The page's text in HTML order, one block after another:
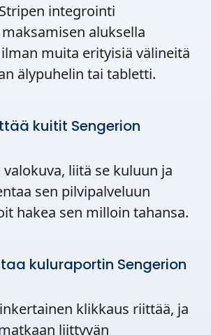
integrointi
aluksella
muita erityisiä välineitä
älypuhelin tai tabletti.
kuitit Sengerion
liitä se kuluun ja
sen pilvipalveluun
hakea sen milloin tahansa.
kuluraportin Sengerion
klikkaus riittää, ja
liittyvän